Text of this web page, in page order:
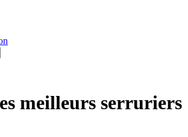
meilleurs serruriers